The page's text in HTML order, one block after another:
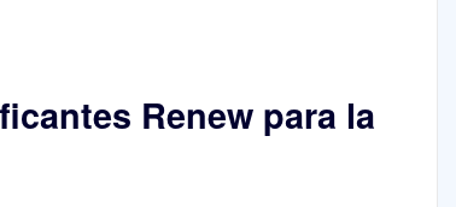
Renew para la